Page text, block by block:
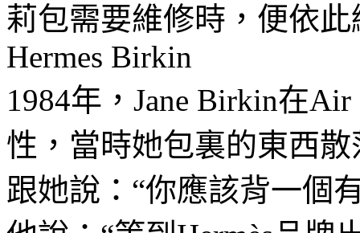
莉包需要維修時，便依
Hermes Birkin
1984年，Jane Birkin在
性，當時她包裏的東西
跟她說：“你應該背一個